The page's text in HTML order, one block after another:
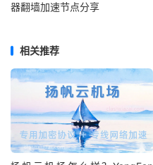
器翻墙加速节点分享
相关推荐